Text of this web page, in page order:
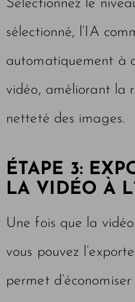
Sélectionnez le
sélectionné, l’IA
automatiquement à
vidéo, améliorant la
netteté des images.
ÉTAPE 3:
LA VIDÉO À
Une fois que la
vous pouvez
permet